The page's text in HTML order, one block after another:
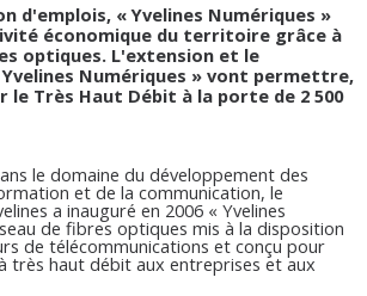
d'emplois, « Yvelines Numériques »
économique du territoire grâce à
optiques. L'extension et le
Numériques » vont permettre,
le Très Haut Débit à la porte de 2 500
le domaine du développement des
et de la communication, le
a inauguré en 2006 « Yvelines
de fibres optiques mis à la disposition
de télécommunications et conçu pour
très haut débit aux entreprises et aux